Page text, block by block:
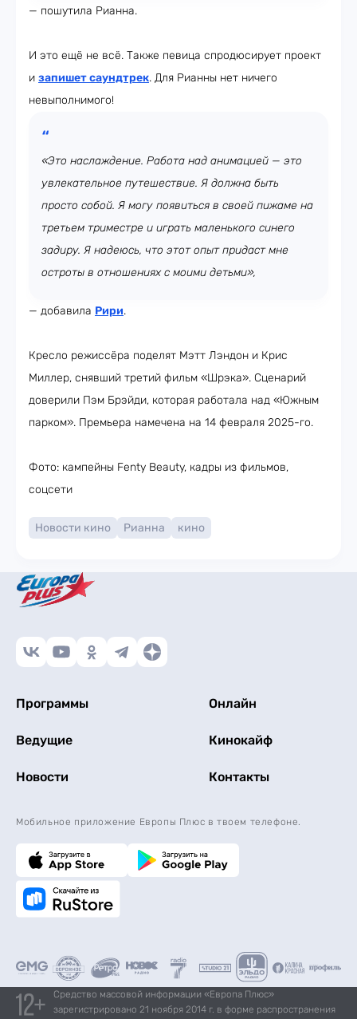
— пошутила Рианна.
И это ещё не всё. Также певица спродюсирует проект
и запишетсаундтрек. Для Рианны нет ничего
невыполнимого!
«Это наслаждение. Работа над анимацией — это
увлекательное путешествие. Я должна быть
просто собой. Я могу появиться в своей пижаме на
третьем триместре и играть маленького синего
задиру. Я надеюсь, что этот опыт придаст мне
остроты в отношениях с моими детьми»,
— добавила Рири.
Кресло режиссёра поделят Мэтт Лэндон и Крис
Миллер, снявший третий фильм «Шрэка». Сценарий
доверили Пэм Брэйди, которая работала над «Южным
парком». Премьера намечена на 14 февраля 2025-го.
Фото: кампейны Fenty Beauty, кадры из фильмов,
соцсети
Новости кино Рианна кино
Программы Онлайн
Ведущие Кинокайф
Новости Контакты
Мобильное приложение Европы Плюс в твоем телефоне.
Средство массовой информации «Европа Плюс»
зарегистрировано 21 ноября 2014 г. в форме распространения